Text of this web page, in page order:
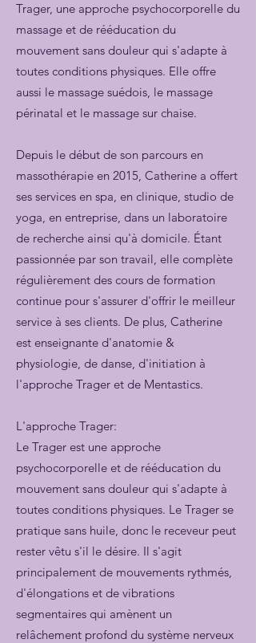
Trager, une approche psychocorporelle du
massage et de rééducation du
mouvement sans douleur qui s'adapte à
toutes conditions physiques. Elle offre
aussi le massage suédois, le massage
périnatal et le massage sur chaise.
Depuis le début de son parcours en
massothérapie en 2015, Catherine a offert
ses services en spa, en clinique, studio de
yoga, en entreprise, dans un laboratoire
de recherche ainsi qu'à domicile. Étant
passionnée par son travail, elle complète
régulièrement des cours de formation
continue pour s'assurer d'offrir le meilleur
service à ses clients. De plus, Catherine
est enseignante d'anatomie &
physiologie, de danse, d'initiation à
l'approche Trager et de Mentastics.
L'approche Trager:
Le Trager est une approche
psychocorporelle et de rééducation du
mouvement sans douleur qui s'adapte à
toutes conditions physiques. Le Trager se
pratique sans huile, donc le receveur peut
rester vêtu s'il le désire. Il s'agit
principalement de mouvements rythmés,
d'élongations et de vibrations
segmentaires qui amènent un
relâchement profond du système nerveux